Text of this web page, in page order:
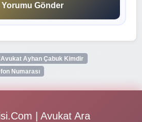
Yorumu Gönder
Ayhan Çabuk Kimdir
Numarası
| Avukat Ara